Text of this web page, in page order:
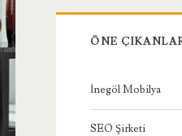
ÖNE
İnegöl Mobilya
SEO Şirketi